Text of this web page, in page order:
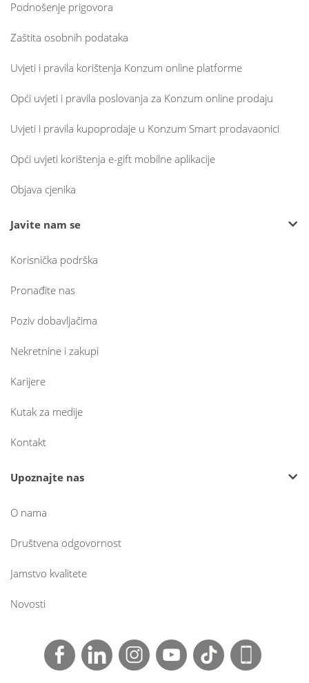
Podnošenje prigovora
Zaštita osobnih podataka
Uvjeti i pravila korištenja Konzum online platforme
Opći uvjeti i pravila poslovanja za Konzum online prodaju
Uvjeti i pravila kupoprodaje u Konzum Smart prodavaonici
Opći uvjeti korištenja e-gift mobilne aplikacije
Objava cjenika
Javite nam se
Korisnička podrška
Pronađite nas
Poziv dobavljačima
Nekretnine i zakupi
Karijere
Kutak za medije
Kontakt
Upoznajte nas
O nama
Društvena odgovornost
Jamstvo kvalitete
Novosti